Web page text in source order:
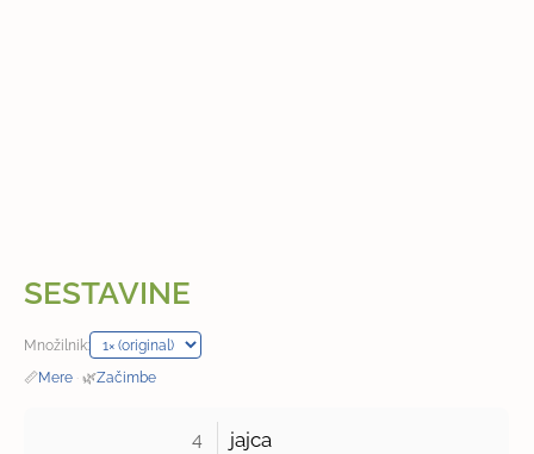
SESTAVINE
Množilnik:
📏Mere · 🌿Začimbe
4 jajca